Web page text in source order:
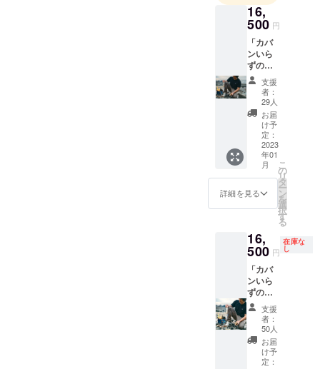
16,
500 円
「カバ
ンいら
ずの手
ぶら
カーゴ
パン
ツ」生
産の支
援にご
協力い
ただき
誠に有
難うご
ざいま
す。 こ
ちらの
は、
Kazuの
地元で
ある福
井の企
業と協
業し、
高品
質・高
機能に
こだ
わった
支援
者：
29人
お届
け予
定：
2023
年01
月
詳細を見る
こ
の
リ
タ
ー
ン
を
選
択
す
る
16,
500 円
在庫な
し
「カバ
ンいら
ずの手
ぶら
カーゴ
パン
ツ」生
産の支
援にご
支援
者：
50人
お届
け予
定：